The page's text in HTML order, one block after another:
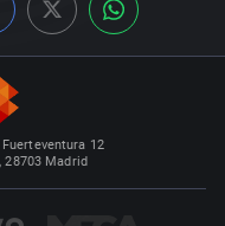
12
28703 Madrid